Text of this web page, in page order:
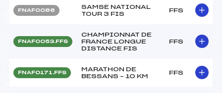
FNAF0066
SAMSE NATIONAL
TOUR 3 FIS
FFS
FNAF0053.FFS
CHAMPIONNAT DE
FRANCE LONGUE
DISTANCE FIS
FFS
FNAF0171.FFS
MARATHON DE
BESSANS – 10 KM
FFS